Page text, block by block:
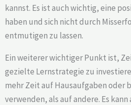
kannst. Es ist auch wichtig, eine
haben und sich nicht durch
entmutigen zu lassen.
Ein weiterer wichtiger Punkt ist,
gezielte Lernstrategie zu
mehr Zeit auf Hausaufgaben oder
verwenden, als auf andere. Es